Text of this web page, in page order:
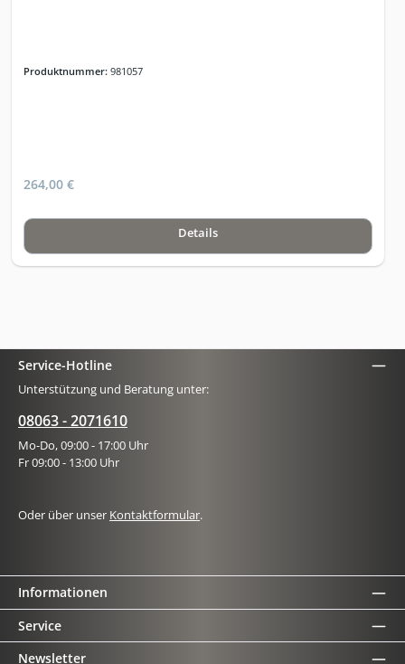
Produktnummer: 981057
264,00 €
Details
Service-Hotline
Unterstützung und Beratung unter:
08063 - 2071610
Mo-Do, 09:00 - 17:00 Uhr
Fr 09:00 - 13:00 Uhr
Oder über unser Kontaktformular.
Informationen
Service
Newsletter